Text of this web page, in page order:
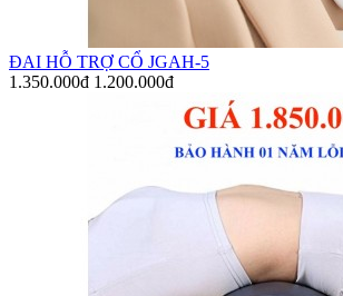
ĐAI HỖ TRỢ CỔ JGAH-5
1.350.000đ 1.200.000đ